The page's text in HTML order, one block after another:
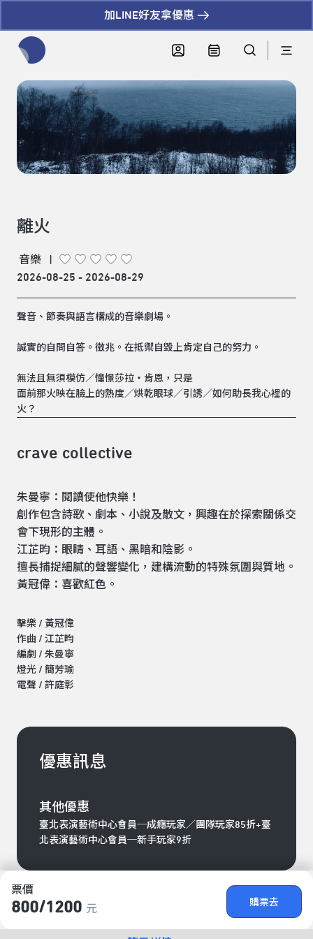
加LINE好友拿優惠
票價
800/​1200 元
購票去
離火
音樂
|
2026-08-25 - 2026-08-29
聲音、節奏與語言構成的音樂劇場。
誠實的自問自答。徵兆。在抵禦自毀上肯定自己的努力。
無法且無須模仿／憧憬莎拉・肯恩，只是
面前那火映在臉上的熱度／烘乾眼球／引誘／如何助長我心裡的
火？
crave collective
朱曼寧：閱讀使他快樂！
創作包含詩歌、劇本、小說及散文，興趣在於探索關係交
會下現形的主體。
江芷昀：眼睛、耳語、黑暗和陰影。
擅長捕捉細膩的聲響變化，建構流動的特殊氛圍與質地。
黃冠偉：喜歡紅色。
擊樂 / 黃冠偉
作曲 / 江芷昀
編劇 / 朱曼寧
燈光 / 簡芳瑜
電聲 / 許庭彰
優惠訊息
其他優惠
臺北表演藝術中心會員─成癮玩家／團隊玩家85折+臺
北表演藝術中心會員─新手玩家9折